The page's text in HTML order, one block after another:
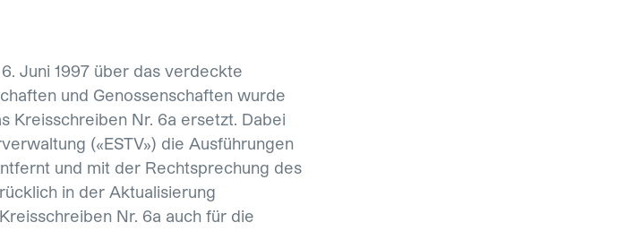
Juni 1997 über das verdeckte
und Genossenschaften wurde
Kreisschreiben Nr. 6a ersetzt. Dabei
(«ESTV») die Ausführungen
und mit der Rechtsprechung des
in der Aktualisierung
Nr. 6a auch für die